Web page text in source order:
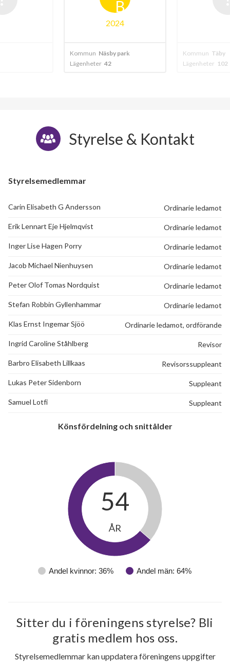
Kommun
Lägenheter
Styrelse & Kontakt
Styrelsemedlemmar
Carin Elisabeth G Andersson Ordinarie ledamot
Erik Lennart Eje Hjelmqvist Ordinarie ledamot
Inger Lise Hagen Porry Ordinarie ledamot
Jacob Michael Nienhuysen Ordinarie ledamot
Peter Olof Tomas Nordquist Ordinarie ledamot
Stefan Robbin Gyllenhammar Ordinarie ledamot
Klas Ernst Ingemar Sjöö Ordinarie ledamot, ordförande
Ingrid Caroline Ståhlberg Revisor
Barbro Elisabeth Lillkaas Revisorssuppleant
Lukas Peter Sidenborn Suppleant
Samuel Lotfi Suppleant
Könsfördelning och snittålder
Andel kvinnor: 36% Andel män: 64%
54
ÅR
Sitter du i föreningens styrelse? Bli
gratis medlem hos oss.
Styrelsemedlemmar kan uppdatera föreningens uppgifter